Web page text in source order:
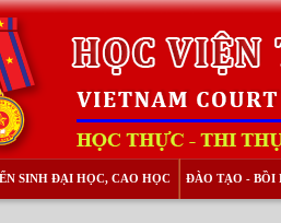
SINH ĐẠI HỌC, CAO HỌC ĐÀO TẠO - BỒI